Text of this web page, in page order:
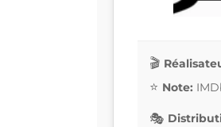
Note: